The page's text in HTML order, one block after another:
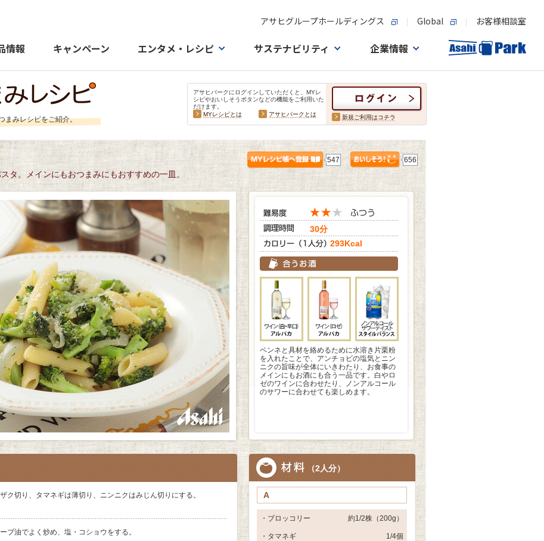
アサヒグループホールディングス Global お客様相談室
情報 キャンペーン エンタメ・レシピ サステナビリティ 企業情報
まみレシピをご紹介。
アサヒパークにログインしていただくと、MYレ
シピやおいしそうボタンなどの機能をご利用いた
だけます。
MYレシピとは
アサヒパークとは 新規ご利用はコチラ
547 656
タ。メインにもおつまみにもおすすめの一皿。
30分
293Kcal
ペンネと具材を絡めるために水溶き片栗粉
を入れたことで、アンチョビの塩気とニン
ニクの旨味が全体にいきわたり、お食事の
メインにもお酒にも合う一品です。白やロ
ゼのワインに合わせたり、ノンアルコール
のサワーに合わせても楽しめます。
ク切り、タマネギは薄切り、ニンニクはみじん切りにする。
ブ油でよく炒め、塩・コショウをする。
（2人分）
A
・ブロッコリー 約1/2株（200g）
・タマネギ 1/4個